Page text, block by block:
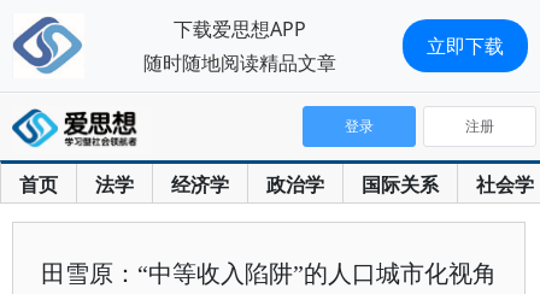
首页 法学 经济学 政治学 国际关系 社会学
登录 注册
田雪原：“中等收入陷阱”的人口城市化视角
下载爱思想APP
随时随地阅读精品文章
立即下载